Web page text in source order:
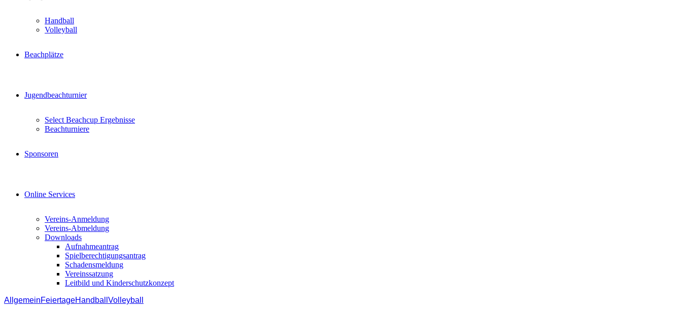
Handball
Volleyball
Beachplätze
Jugendbeachturnier
Select Beachcup Ergebnisse
Beachturniere
Sponsoren
Online Services
Vereins-Anmeldung
Vereins-Abmeldung
Downloads
Aufnahmeantrag
Spielberechtigungsantrag
Schadensmeldung
Vereinssatzung
Leitbild und Kinderschutzkonzept
AllgemeinFeiertageHandball Volleyball